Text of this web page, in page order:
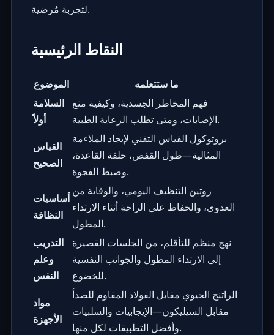
لتجربة مُرضية.
النقاط الرئيسية
الموضوع
ما ستتعلمه
السلامة
أولاً
فهم المخاطر الجسدية، وكيفية منع
الإصابات، ومتى تطلب الرعاية الطبية.
القياس
الصحيح
بروتوكول القياس التقني لإيجاد الملاءمة
المثالية—طول القفص، حلقة القاعدة،
وضبط الفجوة.
أساسيات
النظافة
روتين التنظيف اليومي، والوقاية من
العدوى، والحفاظ على الراحة أثناء الارتداء
المطول.
التدريب
وعلم
النفس
نهج منظم للتأقلم، من الجلسات القصيرة
إلى الارتداء المطول والجوانب النفسية
للخضوع.
مواد
الأجهزة
الراتنج الحيوي مقابل الفولاذ المقاوم للصدأ
مقابل السيليكون—الإيجابيات والسلبيات
وأفضل التطبيقات لكل منها.